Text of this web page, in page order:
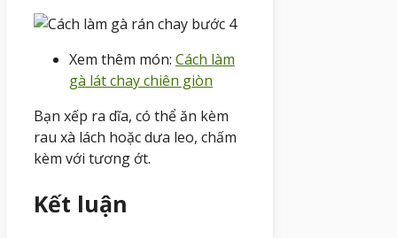
Xem thêm món: Cách làm
gà lát chay chiên giòn
Bạn xếp ra dĩa, có thể ăn kèm
rau xà lách hoặc dưa leo, chấm
kèm với tương ớt.
Kết luận